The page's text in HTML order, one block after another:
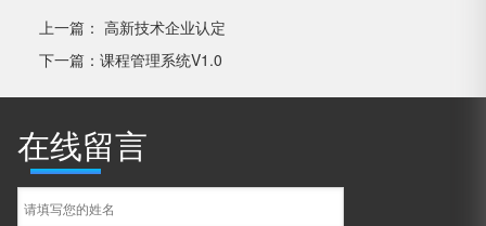
上一篇： 高新技术企业认定
下一篇： 课程管理系统V1.0
在线留言